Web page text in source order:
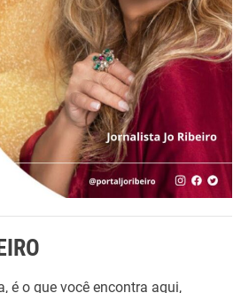
é o que você encontra aqui,